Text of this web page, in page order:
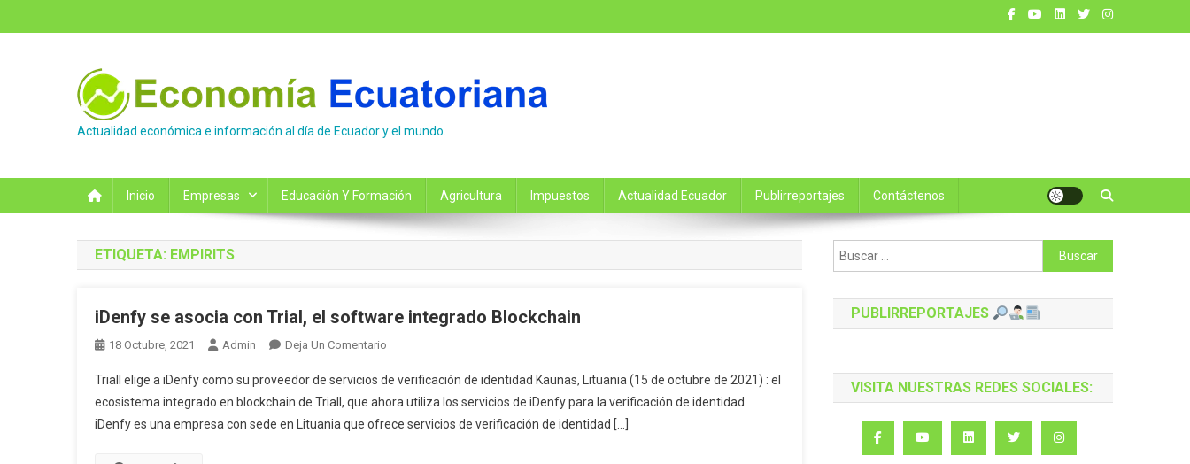
al
Actualidad económica e información al día de Ecuador y el mundo.
Inicio Empresas Educación Y Formación Agricultura Impuestos Actualidad Ecuador Publirreportajes Contáctenos
ETIQUETA: EMPIRITS
iDenfy se asocia con Trial, el software integrado Blockchain
18 Octubre, 2021 Admin Deja Un Comentario
Se
Asocia
Con
Triall elige a iDenfy como su proveedor de servicios de verificación de identidad Kaunas, Lituania (15 de octubre de 2021) : el
ecosistema integrado en blockchain de Triall, que ahora utiliza los servicios de iDenfy para la verificación de identidad.
iDenfy es una empresa con sede en Lituania que ofrece servicios de verificación de identidad […]
Buscar:
PUBLIRREPORTAJES
VISITA NUESTRAS REDES SOCIALES: